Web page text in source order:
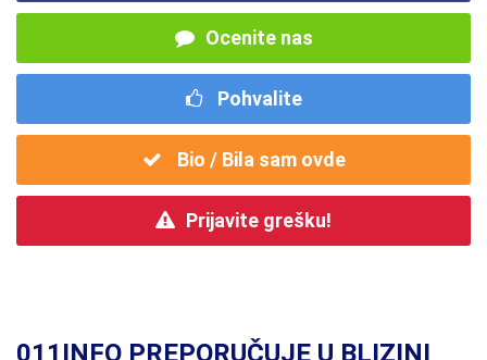
Ocenite nas
Pohvalite
Bio / Bila sam ovde
Prijavite grešku!
011INFO PREPORUČUJE U BLIZINI